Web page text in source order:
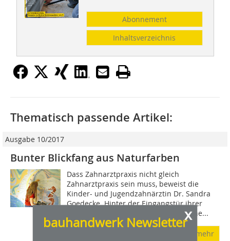
Abonnement
Inhaltsverzeichnis
x
bauhandwerk Newsletter
Thematisch passende Artikel:
Ausgabe 10/2017
Bunter Blickfang aus Naturfarben
Dass Zahnarztpraxis nicht gleich
Zahnarztpraxis sein muss, beweist die
Kinder- und Jugendzahnärztin Dr. Sandra
Goedecke. Hinter der Eingangstür ihrer
Mainzer Praxis finden große und kleine...
mehr